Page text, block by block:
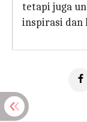
tetapi juga
inspirasi dan